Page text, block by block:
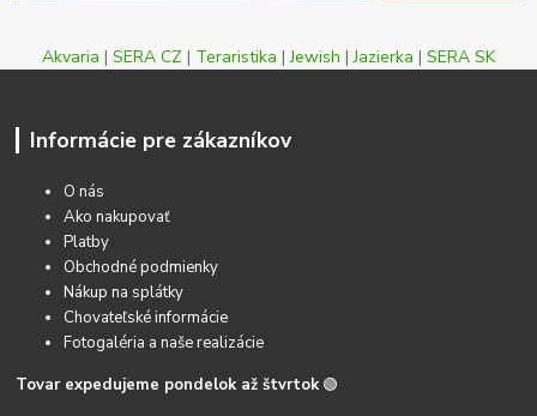
Akvaria | SERA CZ | Teraristika |Jewish |Jazierka | SERA SK
Informácie pre zákazníkov
O nás
Ako nakupovať
Platby
Obchodné podmienky
Nákup na splátky
Chovateľské informácie
Fotogaléria a naše realizácie
Tovar expedujeme pondelok až štvrtok 🟢